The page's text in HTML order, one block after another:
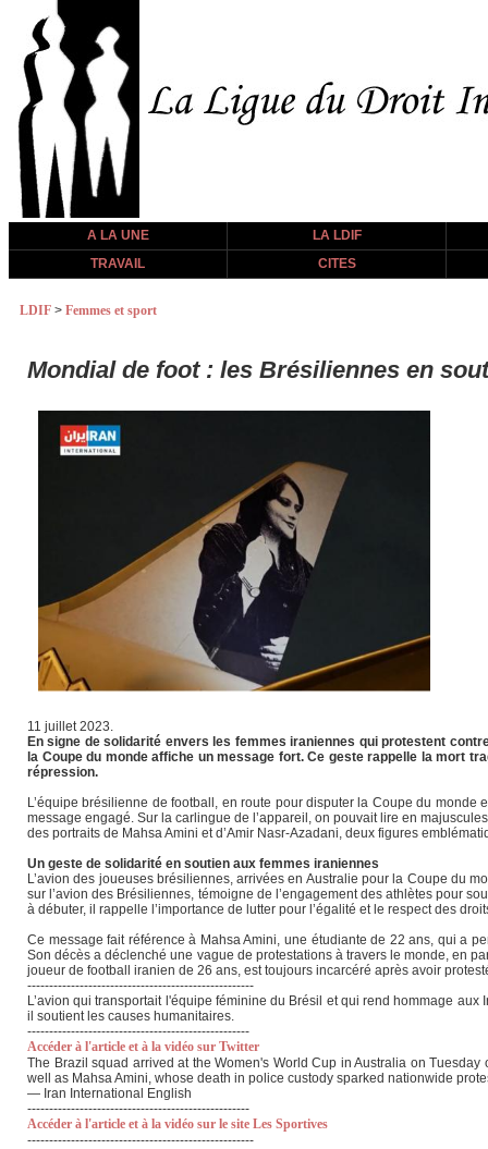
A LA UNE
LA LDIF
TRAVAIL
CITES
LDIF > Femmes et sport
Mondial de foot : les Brésiliennes en
11 juillet 2023.
En signe de solidarité envers les femmes iraniennes qui protestent
la Coupe du monde affiche un message fort. Ce geste rappelle la mort
répression.
L’équipe brésilienne de football, en route pour disputer la Coupe du
message engagé. Sur la carlingue de l’appareil, on pouvait lire en
des portraits de Mahsa Amini et d’Amir Nasr-Azadani, deux figures
Un geste de solidarité en soutien aux femmes iraniennes
L’avion des joueuses brésiliennes, arrivées en Australie pour la Coupe du
sur l’avion des Brésiliennes, témoigne de l’engagement des athlètes pour
à débuter, il rappelle l’importance de lutter pour l’égalité et le respect des
Ce message fait référence à Mahsa Amini, une étudiante de 22 ans, qui a
Son décès a déclenché une vague de protestations à travers le monde, en
joueur de football iranien de 26 ans, est toujours incarcéré après avoir
----------------------------------------------------
L’avion qui transportait l'équipe féminine du Brésil et qui rend hommage
il soutient les causes humanitaires.
---------------------------------------------------
Accéder à l'article et à la vidéo sur Twitter
The Brazil squad arrived at the Women's World Cup in Australia on
well as Mahsa Amini, whose death in police custody sparked nationwide
— Iran International English
---------------------------------------------------
Accéder à l'article et à la vidéo sur le site Les Sportives
----------------------------------------------------